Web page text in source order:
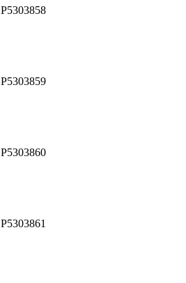
P5303858
P5303859
P5303860
P5303861